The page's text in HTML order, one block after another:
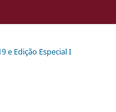
e Edição Especial I